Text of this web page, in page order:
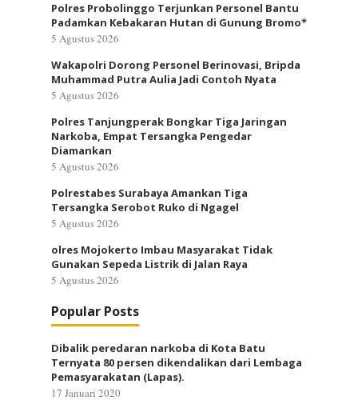
Polres Probolinggo Terjunkan Personel Bantu
Padamkan Kebakaran Hutan di Gunung Bromo*
5 Agustus 2026
Wakapolri Dorong Personel Berinovasi, Bripda
Muhammad Putra Aulia Jadi Contoh Nyata
5 Agustus 2026
Polres Tanjungperak Bongkar Tiga Jaringan
Narkoba, Empat Tersangka Pengedar
Diamankan
5 Agustus 2026
Polrestabes Surabaya Amankan Tiga
Tersangka Serobot Ruko di Ngagel
5 Agustus 2026
olres Mojokerto Imbau Masyarakat Tidak
Gunakan Sepeda Listrik di Jalan Raya
5 Agustus 2026
Popular Posts
Dibalik peredaran narkoba di Kota Batu
Ternyata 80 persen dikendalikan dari Lembaga
Pemasyarakatan (Lapas).
17 Januari 2020